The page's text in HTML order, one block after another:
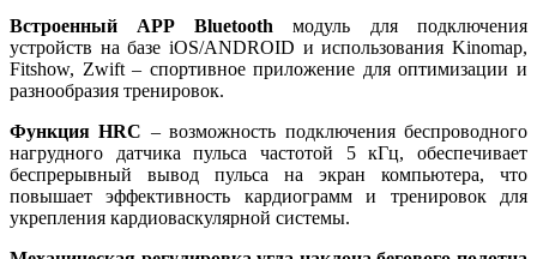
Встроенный APP Bluetooth модуль для подключения
устройств на базе iOS/ANDROID и использования Kinomap,
Fitshow, Zwift – спортивное приложение для оптимизации и
разнообразия тренировок.
Функция HRC – возможность подключения беспроводного
нагрудного датчика пульса частотой 5 кГц, обеспечивает
беспрерывный вывод пульса на экран компьютера, что
повышает эффективность кардиограмм и тренировок для
укрепления кардиоваскулярной системы.